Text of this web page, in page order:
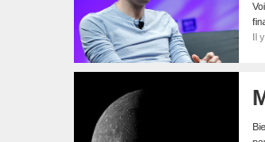
Il